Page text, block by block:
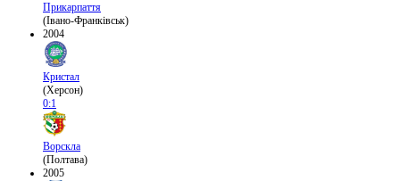
Прикарпаття
(Івано-Франківськ)
2004
Кристал
(Херсон)
0:1
Ворскла
(Полтава)
2005